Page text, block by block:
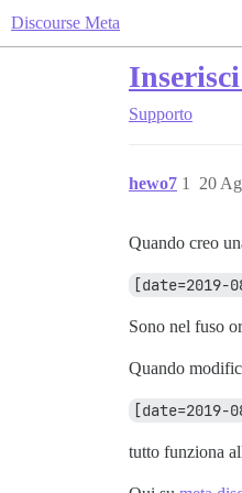
Discourse Meta
Supporto
hewo7 20
1
Quando creo
[date=2019-
Sono nel fuso
Quando
[date=2019-
tutto funziona